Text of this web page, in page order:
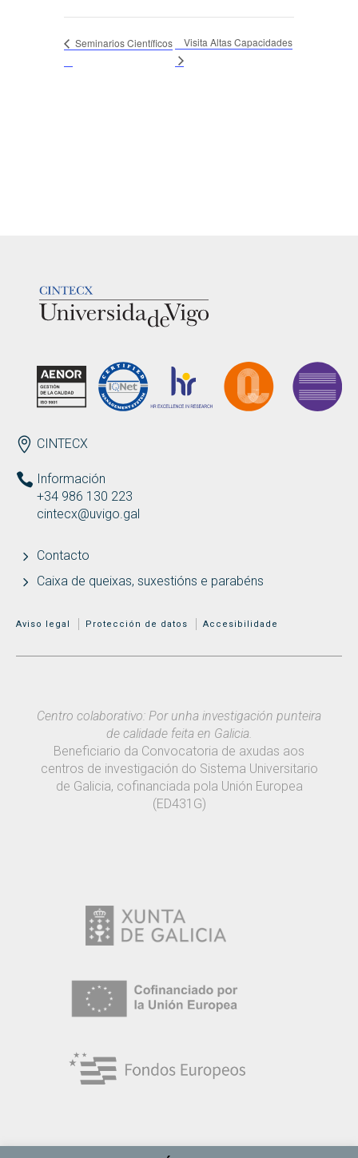
Seminarios Científicos Visita Altas Capacidades
ENDEREZO
CINTECX
Información
+34 986 130 223
cintecx@uvigo.gal
Contacto
Caixa de queixas, suxestións e parabéns
MENÚ ADICIONAL
Aviso legal Protección de datos Accesibilidade
Centro colaborativo: Por unha investigación punteira
de calidade feita en Galicia.
Beneficiario da Convocatoria de axudas aos
centros de investigación do Sistema Universitario
de Galicia, cofinanciada pola Unión Europea
(ED431G)